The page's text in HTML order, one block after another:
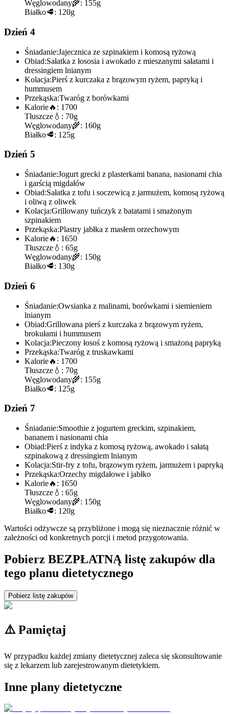
Węglowodany🌾: 155g
Białko🥩: 120g
Dzień 4
Śniadanie:Jajecznica ze szpinakiem i komosą ryżową
Obiad:Sałatka z łososia i awokado z mieszanymi sałatami i
dressingiem lnianym
Kolacja:Pierś z kurczaka z brązowym ryżem, papryką i
hummusem
Przekąska:Twaróg z borówkami
Kalorie🔥: 1700
Tłuszcze 💧: 70g
Węglowodany🌾: 160g
Białko🥩: 125g
Dzień 5
Śniadanie:Jogurt grecki z plasterkami banana, nasionami chia
i garścią migdałów
Obiad:Sałatka z tofu i soczewicą z jarmużem, komosą ryżową
i oliwą z oliwek
Kolacja:Grillowany tuńczyk z batatami i smażonym
szpinakiem
Przekąska:Plastry jabłka z masłem orzechowym
Kalorie🔥: 1650
Tłuszcze 💧: 65g
Węglowodany🌾: 150g
Białko🥩: 130g
Dzień 6
Śniadanie:Owsianka z malinami, borówkami i siemieniem
lnianym
Obiad:Grillowana pierś z kurczaka z brązowym ryżem,
brokułami i hummusem
Kolacja:Pieczony łosoś z komosą ryżową i smażoną papryką
Przekąska:Twaróg z truskawkami
Kalorie🔥: 1700
Tłuszcze 💧: 70g
Węglowodany🌾: 155g
Białko🥩: 125g
Dzień 7
Śniadanie:Smoothie z jogurtem greckim, szpinakiem,
bananem i nasionami chia
Obiad:Pierś z indyka z komosą ryżową, awokado i sałatą
szpinakową z dressingiem lnianym
Kolacja:Stir-fry z tofu, brązowym ryżem, jarmużem i papryką
Przekąska:Orzechy migdałowe i jabłko
Kalorie🔥: 1650
Tłuszcze 💧: 65g
Węglowodany🌾: 150g
Białko🥩: 120g
Wartości odżywcze są przybliżone i mogą się nieznacznie różnić w
zależności od konkretnych porcji i metod przygotowania.
Pobierz BEZPŁATNĄ listę zakupów dla
tego planu dietetycznego
Pobierz listę zakupów
⚠️ Pamiętaj
W przypadku każdej zmiany dietetycznej zaleca się skonsultowanie
się z lekarzem lub zarejestrowanym dietetykiem.
Inne plany dietetyczne